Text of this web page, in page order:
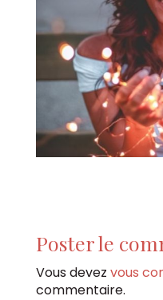
Poster le
Vous devez vous
commentaire.